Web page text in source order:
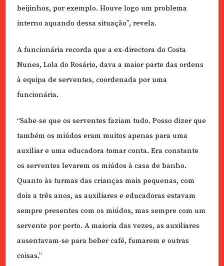
beijinhos, por exemplo. Houve logo um problema
interno aquando dessa situação”, revela.
A funcionária recorda que a ex-directora do Costa
Nunes, Lola do Rosário, dava a maior parte das ordens
à equipa de serventes, coordenada por uma
funcionária.
“Sabe-se que os serventes faziam tudo. Posso dizer que
também os miúdos eram muitos apenas para uma
auxiliar e uma educadora tomar conta. Era constante
os serventes levarem os miúdos à casa de banho.
Quanto às turmas das crianças mais pequenas, com
dois a três anos, as auxiliares e educadoras estavam
sempre presentes com os miúdos, mas sempre com um
servente por perto. A maioria das vezes, as auxiliares
ausentavam-se para beber café, fumarem e outras
coisas.”